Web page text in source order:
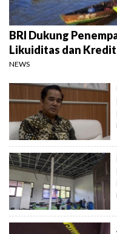
BRI Dukung
Likuiditas dan
NEWS